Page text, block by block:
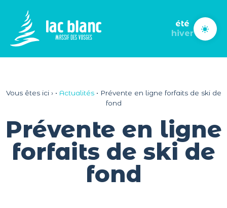
été
hiver
Vous êtes ici › • Actualités• Prévente en ligne forfaits de ski de
fond
Prévente en ligne
forfaits de ski de
fond